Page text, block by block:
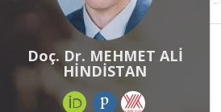
Doç. Dr. MEHMET ALİ
HİNDİSTAN